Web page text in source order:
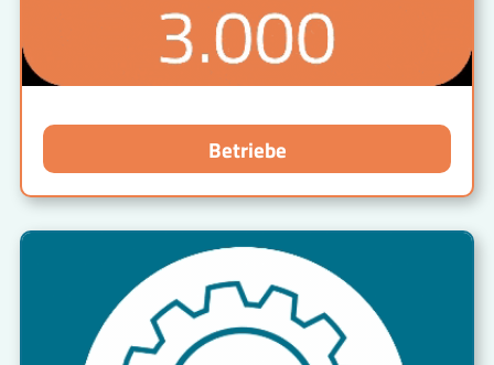
Betriebe